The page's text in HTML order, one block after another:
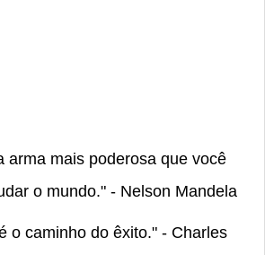
arma mais poderosa que você
o mundo." - Nelson Mandela
o caminho do êxito." - Charles